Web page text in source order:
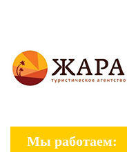
Мы работаем: